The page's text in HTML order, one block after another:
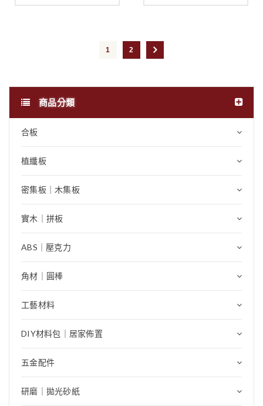
商品分類
合板
植纖板
密集板｜木集板
實木｜拼板
ABS｜壓克力
角材｜圓棒
工藝材料
DIY材料包｜居家佈置
五金配件
研磨｜拋光砂紙
1 2